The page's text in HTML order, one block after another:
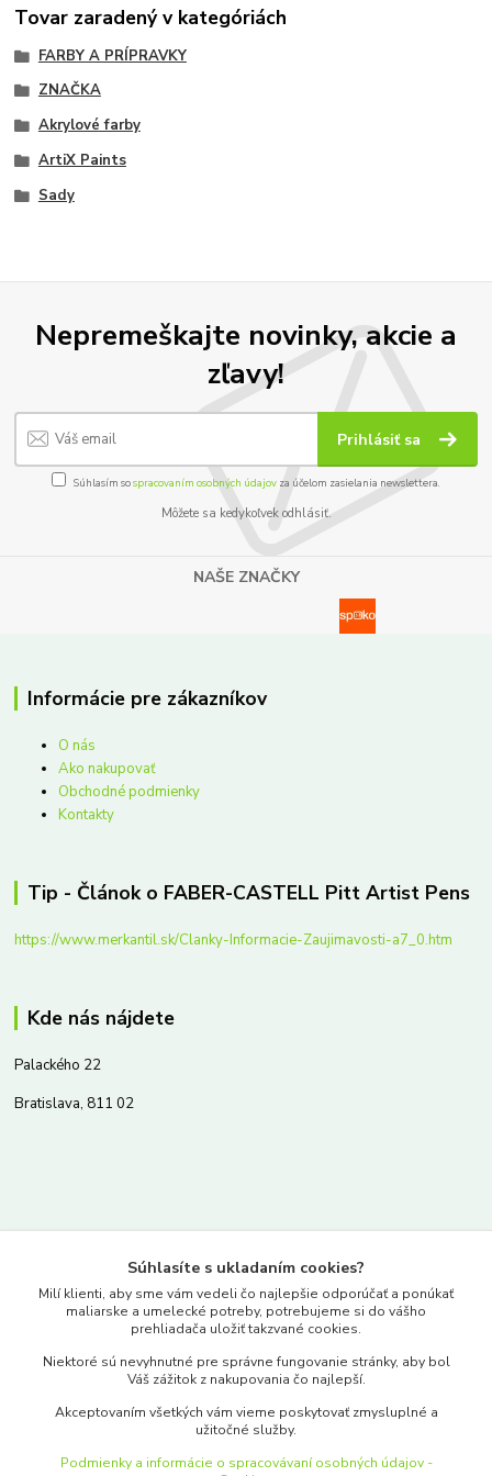
Tovar zaradený v kategóriách
FARBY A PRÍPRAVKY
ZNAČKA
Akrylové farby
ArtiX Paints
Sady
Nepremeškajte novinky, akcie a
zľavy!
Prihlásiť sa
Súhlasím sospracovaním osobných údajov za účelom zasielania newslettera.
Môžete sa kedykoľvek odhlásiť.
NAŠE ZNAČKY
Informácie pre zákazníkov
O nás
Ako nakupovať
Obchodné podmienky
Kontakty
Tip - Článok o FABER-CASTELL Pitt Artist Pens
https://www.merkantil.sk/Clanky-Informacie-Zaujimavosti-a7_0.htm
Kde nás nájdete
Palackého 22
Bratislava, 811 02
www.merkantil.sk
Pondelok-Piatok: 9.00-17.00hod.
objednavky@merkantil-obchod.sk
Súhlasíte s ukladaním cookies?
Milí klienti, aby sme vám vedeli čo najlepšie odporúčať a ponúkať
maliarske a umelecké potreby, potrebujeme si do vášho
prehliadača uložiť takzvané cookies.
Niektoré sú nevyhnutné pre správne fungovanie stránky, aby bol
Váš zážitok z nakupovania čo najlepší.
Akceptovaním všetkých vám vieme poskytovať zmysluplné a
užitočné služby.
Podmienky a informácie o spracovávaní osobných údajov -